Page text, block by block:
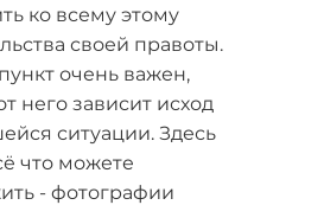
ко всему этому
своей правоты.
очень важен,
него зависит исход
ситуации. Здесь
что можете
- фотографии